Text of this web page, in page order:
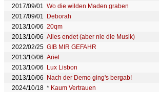
2017/09/01 Wo die wilden Maden graben
2017/09/01
Deborah
2013/10/06 20qm
2013/10/06 Alles endet (aber nie die Musik)
2022/02/25 GIB MIR GEFAHR
2013/10/06 Ariel
2013/10/06
Lux Lisbon
2013/10/06
Nach der Demo ging's bergab!
2024/10/18 * Kaum Vertrauen